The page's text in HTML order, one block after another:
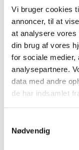
Vi bruger cookies
annoncer, til at
at analysere vores
din brug af vores
for sociale medier,
analysepartnere.
data med andre
de har indsamlet
Nødvendig
|
gennemgået
Tilskudsstatus
A06 og
tilskudsstatus for